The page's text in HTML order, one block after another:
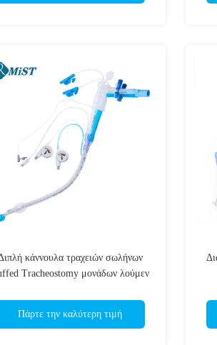
κάννουλα τραχειών σωλήνων
Tracheostomy μονάδων λούμεν
Πάρτε την καλύτερη τιμή